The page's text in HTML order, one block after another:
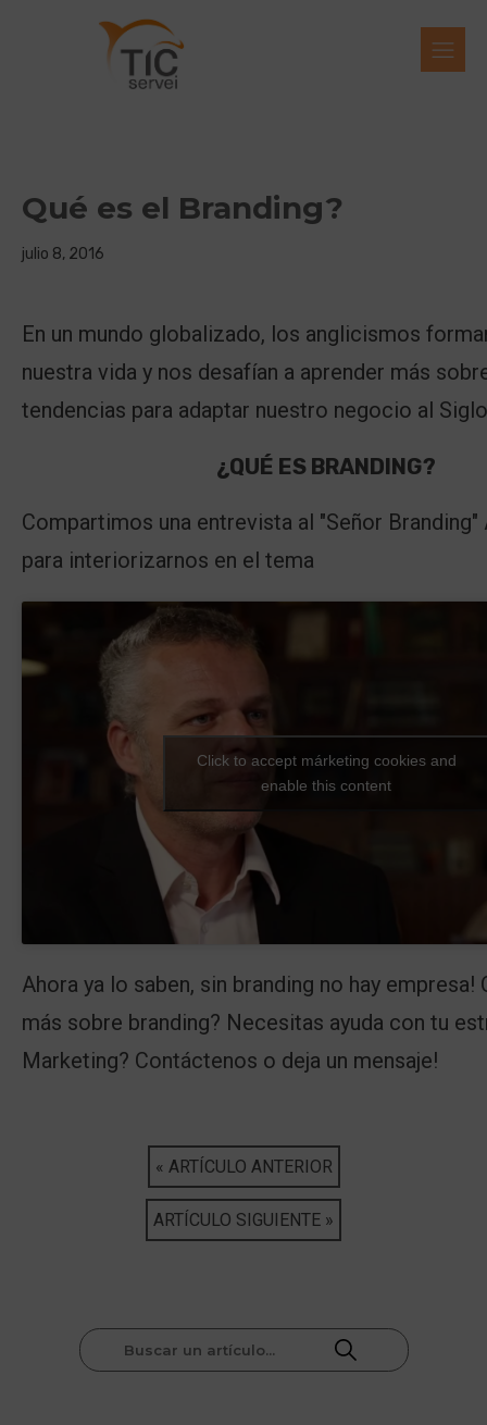
Qué es el Branding?
julio 8, 2016
En un mundo globalizado, los anglicismos
nuestra vida y nos desafían a aprender más
tendencias para adaptar nuestro negocio al
¿QUÉ ES BRANDING?
Compartimos una entrevista al "Señor Branding"
para interiorizarnos en el tema
Click to accept márketing cookies and
enable this content
Ahora ya lo saben, sin branding no hay empresa!
más sobre branding? Necesitas ayuda con tu
Marketing? Contáctenos o deja un mensaje!
« ARTÍCULO ANTERIOR
ARTÍCULO SIGUIENTE »